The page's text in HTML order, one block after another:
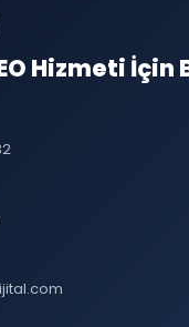
Hizmeti İçin